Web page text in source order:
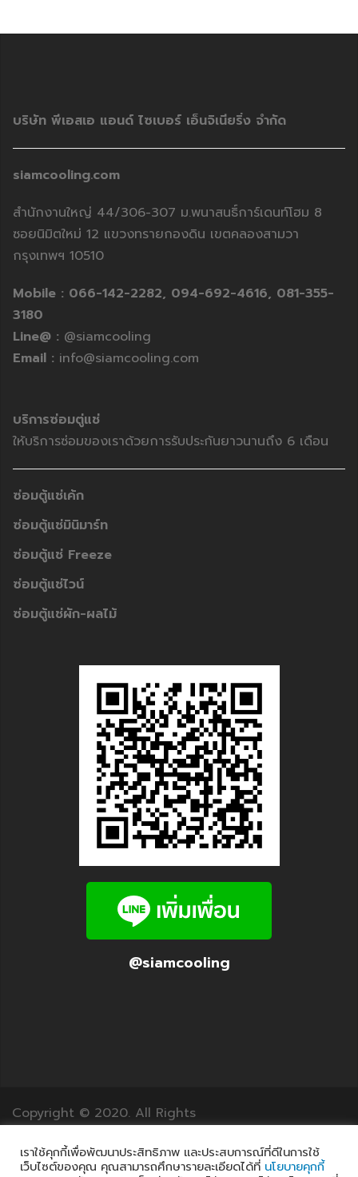
บริษัท พีเอสเอ แอนด์ ไซเบอร์ เอ็นจิเนียริ่ง จำกัด
siamcooling.com
สำนักงานใหญ่ 44/306-307 ม.พนาสนธิ์การ์เดนท์โฮม 8
ซอยนิมิตใหม่ 12 แขวงทรายกองดิน เขตคลองสามวา
กรุงเทพฯ 10510
Mobile : 066-142-2282, 094-692-4616, 081-355-
3180
Line@ : @siamcooling
Email : info@siamcooling.com
บริการซ่อมตู่แช่
ให้บริการซ่อมของเราด้วยการรับประกันยาวนานถึง 6 เดือน
ซ่อมตู้แช่เค้ก
ซ่อมตู้แช่มินิมาร์ท
ซ่อมตู้แช่ Freeze
ซ่อมตู้แช่ไวน์
ซ่อมตู้แช่ผัก-ผลไม้
@siamcooling
Copyright © 2020. All Rights
Reserved.12Translation.com
เราใช้คุกกี้เพื่อพัฒนาประสิทธิภาพ และประสบการณ์ที่ดีในการใช้
เว็บไซต์ของคุณ คุณสามารถศึกษารายละเอียดได้ที่ นโยบายคุกกี้